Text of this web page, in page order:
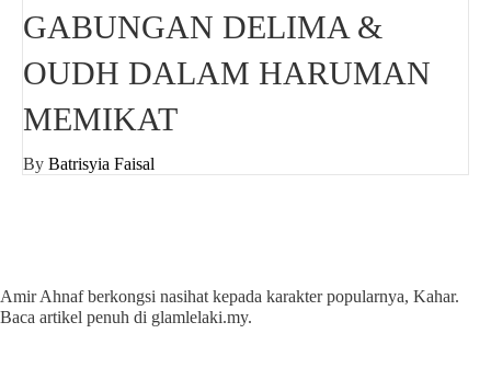
GABUNGAN DELIMA &
OUDH DALAM HARUMAN
MEMIKAT
By Batrisyia Faisal
Amir Ahnaf berkongsi nasihat kepada karakter popularnya, Kahar.
Baca artikel penuh di glamlelaki.my.